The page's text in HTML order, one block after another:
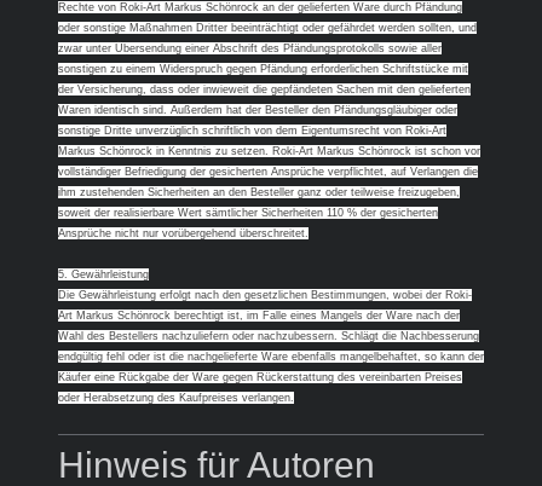
Rechte von Roki-Art Markus Schönrock an der gelieferten Ware durch Pfändung
oder sonstige Maßnahmen Dritter beeinträchtigt oder gefährdet werden sollten, und
zwar unter Übersendung einer Abschrift des Pfändungsprotokolls sowie aller
sonstigen zu einem Widerspruch gegen Pfändung erforderlichen Schriftstücke mit
der Versicherung, dass oder inwieweit die gepfändeten Sachen mit den gelieferten
Waren identisch sind. Außerdem hat der Besteller den Pfändungsgläubiger oder
sonstige Dritte unverzüglich schriftlich von dem Eigentumsrecht von Roki-Art
Markus Schönrock in Kenntnis zu setzen. Roki-Art Markus Schönrock ist schon vor
vollständiger Befriedigung der gesicherten Ansprüche verpflichtet, auf Verlangen die
ihm zustehenden Sicherheiten an den Besteller ganz oder teilweise freizugeben,
soweit der realisierbare Wert sämtlicher Sicherheiten 110 % der gesicherten
Ansprüche nicht nur vorübergehend überschreitet.
5. Gewährleistung
Die Gewährleistung erfolgt nach den gesetzlichen Bestimmungen, wobei der Roki-
Art Markus Schönrock berechtigt ist, im Falle eines Mangels der Ware nach der
Wahl des Bestellers nachzuliefern oder nachzubessern. Schlägt die Nachbesserung
endgültig fehl oder ist die nachgelieferte Ware ebenfalls mangelbehaftet, so kann der
Käufer eine Rückgabe der Ware gegen Rückerstattung des vereinbarten Preises
oder Herabsetzung des Kaufpreises verlangen.
Hinweis für Autoren